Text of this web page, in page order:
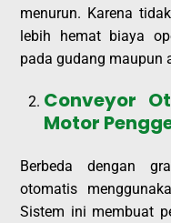
menurun. Karena
lebih hemat biaya
pada gudang maupun
Conveyor
Motor
Berbeda dengan
otomatis
Sistem ini membuat